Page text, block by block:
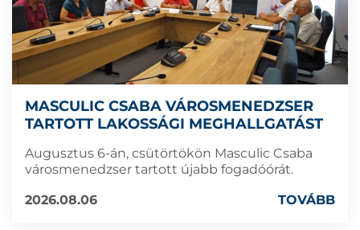
MASCULIC CSABA VÁROSMENEDZSER
TARTOTT LAKOSSÁGI MEGHALLGATÁST
Augusztus 6-án, csütörtökön Masculic Csaba
városmenedzser tartott újabb fogadóórát.
2026.08.06
TOVÁBB